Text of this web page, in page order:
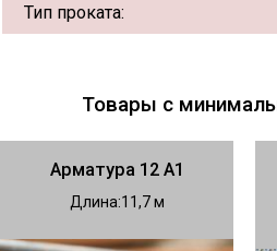
Тип проката:
Товары с
Арматура 12 А1
Длина 11,7